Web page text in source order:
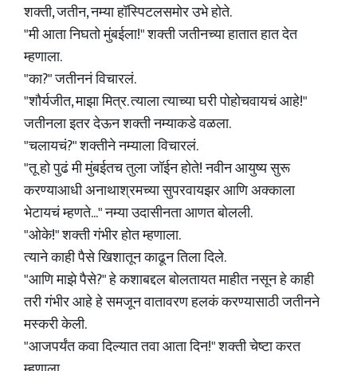
शक्ती, जतीन, नम्या हॉस्पिटलसमोर उभे होते.
"मी आता निघतो मुंबईला!" शक्ती जतीनच्या हातात हात देत
म्हणाला.
"का?" जतीननं विचारलं.
"शौर्यजीत, माझा मित्र. त्याला त्याच्या घरी पोहोचवायचं आहे!"
जतीनला इतर देऊन शक्ती नम्याकडे वळला.
"चलायचं?" शक्तीने नम्याला विचारलं.
"तू हो पुढं मी मुंबईतच तुला जॉईन होते! नवीन आयुष्य सुरू
करण्याआधी अनाथाश्रमच्या सुपरवायझर आणि अक्काला
भेटायचं म्हणते..." नम्या उदासीनता आणत बोलली.
"ओके!" शक्ती गंभीर होत म्हणाला.
त्याने काही पैसे खिशातून काढून तिला दिले.
"आणि माझे पैसे?" हे कशाबद्दल बोलतायत माहीत नसून हे काही
तरी गंभीर आहे हे समजून वातावरण हलकं करण्यासाठी जतीनने
मस्करी केली.
"आजपर्यंत कवा दिल्यात तवा आता दिन!" शक्ती चेष्टा करत